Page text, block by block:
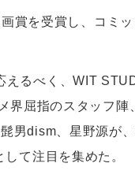
賞を受賞し、コミ
るべく、WIT
屈指のスタッフ陣
男dism、星野源が
て注目を集めた。